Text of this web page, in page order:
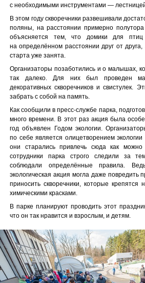
с необходимыми инструментами —
В этом году скворечники развешивали
поляны, на расстоянии примерно
объясняется тем, что домики для птиц
на определённом расстоянии друг от
старта уже занята.
Организаторы позаботились и о малышах,
так далеко. Для них был проведен
декоративных скворечников и свистулек.
забрать с собой на память.
Как сообщили в пресс-службе парка,
много времени. В этот раз акция была
год объявлен Годом экологии.
по себе является олицетворением
они старались привлечь сюда как
сотрудники парка строго следили за
соблюдали определённые правила.
экологическая акция могла даже повредить
приносить скворечники, которые крепятся
химическими красками.
В парке планируют проводить этот
что он так нравится и взрослым, и детям.